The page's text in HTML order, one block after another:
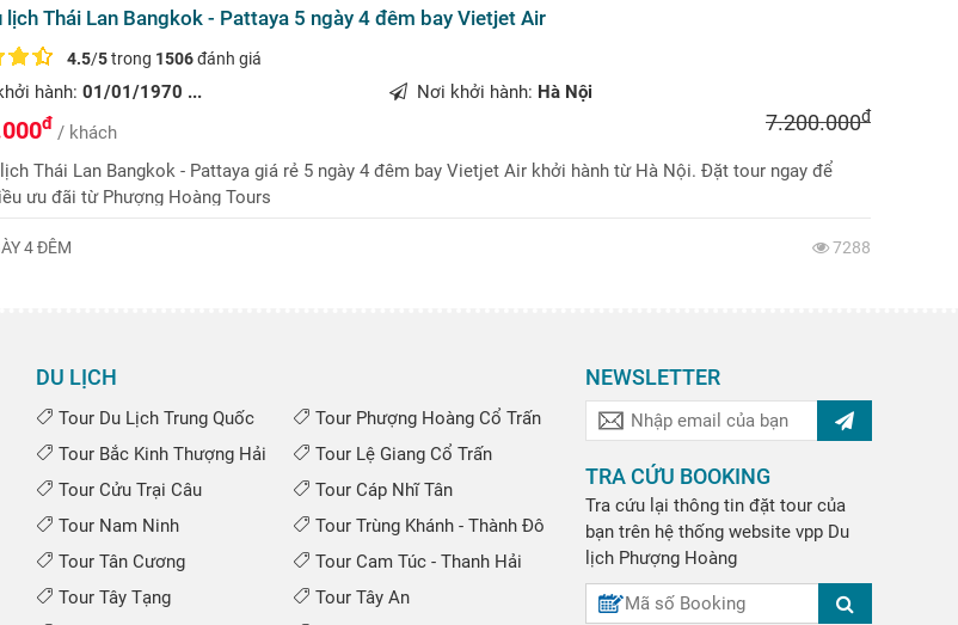
lịch Thái Lan Bangkok - Pattaya 5 ngày 4 đêm bay Vietjet Air
4.5/5trong 1506đánh giá
hành: 01/01/1970 ... Nơi khởi hành: Hà Nội
đ / khách 7.200.000đ
Thái Lan Bangkok - Pattaya giá rẻ 5 ngày 4 đêm bay Vietjet Air khởi hành từ Hà Nội. Đặt tour ngay để
ưu đãi từ Phượng Hoàng Tours
4 ĐÊM 7288
DU LỊCH
Tour Du Lịch Trung Quốc
Tour Phượng Hoàng Cổ Trấn
Tour Bắc Kinh Thượng Hải
Tour Lệ Giang Cổ Trấn
Tour Cửu Trại Câu
Tour Cáp Nhĩ Tân
Tour Nam Ninh
Tour Trùng Khánh - Thành Đô
Tour Tân Cương
Tour Cam Túc - Thanh Hải
Tour Tây Tạng
Tour Tây An
NEWSLETTER
TRA CỨU BOOKING
Tra cứu lại thông tin đặt tour của
bạn trên hệ thống website vpp Du
lịch Phượng Hoàng